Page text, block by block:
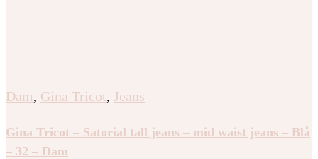
Dam, Gina Tricot, Jeans
Gina Tricot – Satorial tall jeans – mid waist jeans – Blå
– 32 – Dam